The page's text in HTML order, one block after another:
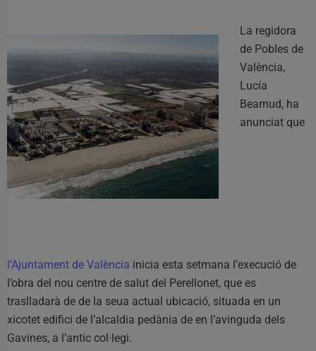
La regidora
de Pobles de
València,
Lucía
Beamud, ha
anunciat que
l’Ajuntament de València inicia esta setmana l’execució de
l’obra del nou centre de salut del Perellonet, que es
traslladarà de de la seua actual ubicació, situada en un
xicotet edifici de l’alcaldia pedània de en l’avinguda dels
Gavines, a l’antic col·legi.